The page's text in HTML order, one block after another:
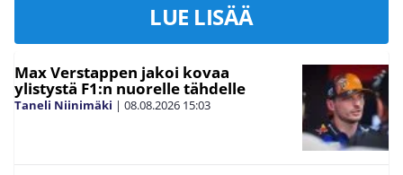
LUE LISÄÄ
Max Verstappen jakoi kovaa
ylistystä F1:n nuorelle tähdelle
Taneli Niinimäki | 08.08.2026 15:03